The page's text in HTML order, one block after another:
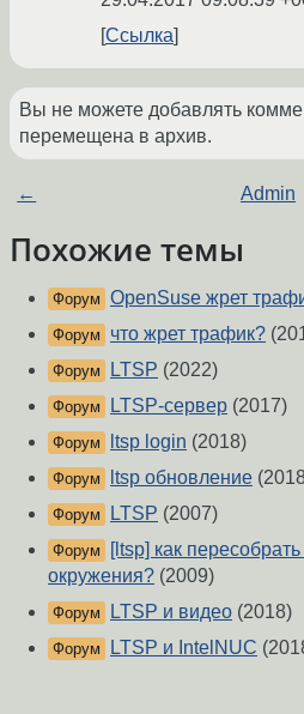
Ссылка
Вы не можете добавлять
перемещена в архив.
← Admin
Похожие темы
Форум OpenSuse жрет
Форум что жрет трафик?
Форум LTSP (2022)
Форум LTSP-сервер (2017)
Форум ltsp login (2018)
Форум ltsp обновление
Форум LTSP (2007)
Форум
[ltsp] как
окружения? (2009)
Форум LTSP и видео (2018)
Форум LTSP и IntelNUC